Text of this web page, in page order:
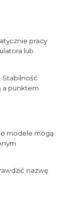
pracy
lub
Stabilność
a punktem
modele mogą
nazwę